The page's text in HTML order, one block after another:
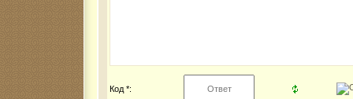
Код *: